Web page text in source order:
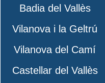
Badia del Vallès
Vilanova i la Geltrú
Vilanova del Camí
Castellar del Vallès